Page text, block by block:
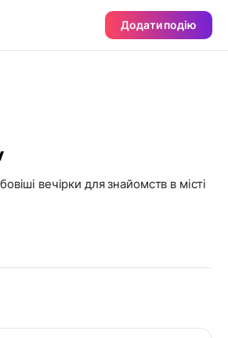
Додати подію
вечірки для знайомств в місті